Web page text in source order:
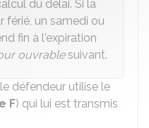
du délai. Si la
férié, un samedi ou
fin à l'expiration
ouvrablesuivant.
défendeur utilise le
F) qui lui est transmis